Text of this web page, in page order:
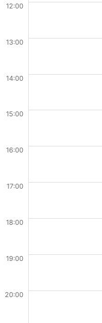
12:00
13:00
14:00
15:00
16:00
17:00
18:00
19:00
20:00